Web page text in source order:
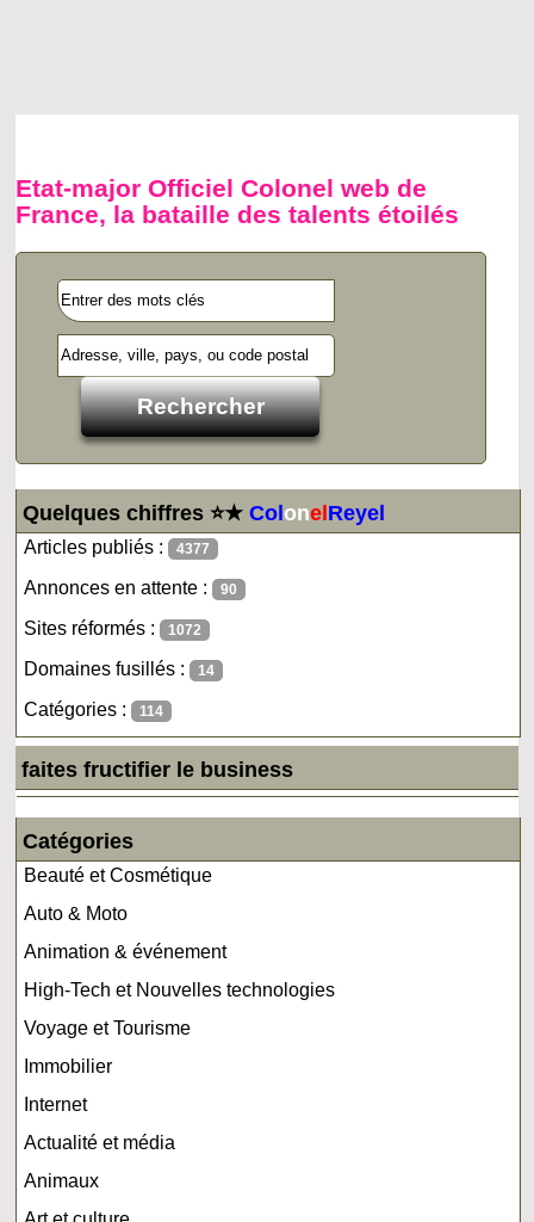
Etat-major Officiel Colonel web de
France, la bataille des talents étoilés
Quelques chiffres ⭐★ColonelReyel
Articles publiés : 4377
Annonces en attente : 90
Sites réformés : 1072
Domaines fusillés : 14
Catégories : 114
faites fructifier le business
Catégories
Beauté et Cosmétique
Auto & Moto
Animation & événement
High-Tech et Nouvelles technologies
Voyage et Tourisme
Immobilier
Internet
Actualité et média
Animaux